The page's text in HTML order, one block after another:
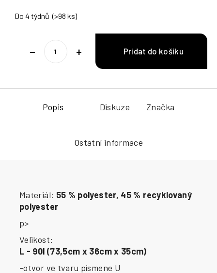
Do 4 týdnů (>98 ks)
+
−
Popis Diskuze Značka
Ostatní informace
Materiál: 55 % polyester, 45 % recyklovaný
polyester
p>
Velikost:
L - 90l (73,5cm x 36cm x 35cm)
-otvor ve tvaru písmene U